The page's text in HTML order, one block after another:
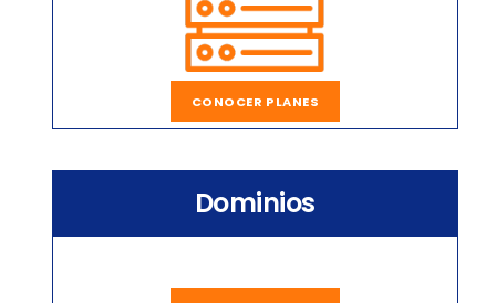
CONOCER PLANES
Dominios